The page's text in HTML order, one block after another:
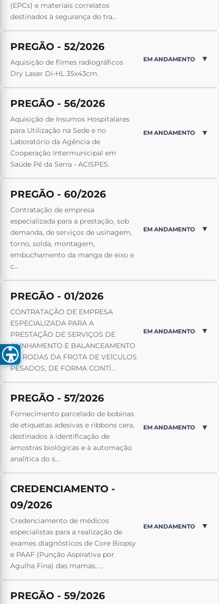
(EPCs) e materiais correlatos
destinados à segurança do tra...
PREGÃO - 52/2026
Aquisição de filmes radiográficos
Dry Laser Di-HL 35x43cm.
EM ANDAMENTO ▼
PREGÃO - 56/2026
Aquisição de Insumos Hospitalares
para Utilização na Sede e no
Laboratório da Agência de
Cooperação Intermunicipal em
Saúde Pé da Serra - ACISPES.
EM ANDAMENTO ▼
PREGÃO - 60/2026
Contratação de empresa
especializada para a prestação, sob
demanda, de serviços de usinagem,
torno, solda, montagem,
embuchamento da manga de eixo e
c...
EM ANDAMENTO ▼
PREGÃO - 01/2026
CONTRATAÇÃO DE EMPRESA
ESPECIALIZADA PARA A
PRESTAÇÃO DE SERVIÇOS DE
ALINHAMENTO E BALANCEAMENTO
DE RODAS DA FROTA DE VEÍCULOS
PESADOS, DE FORMA CONTÍ...
EM ANDAMENTO ▼
PREGÃO - 57/2026
Fornecimento parcelado de bobinas
de etiquetas adesivas e ribbons cera,
destinados à identificação de
amostras biológicas e à automação
analítica do s...
EM ANDAMENTO ▼
CREDENCIAMENTO -
09/2026
Credenciamento de médicos
especialistas para a realização de
exames diagnósticos de Core Biopsy
e PAAF (Punção Aspirativa por
Agulha Fina) das mamas, ...
EM ANDAMENTO ▼
PREGÃO - 59/2026